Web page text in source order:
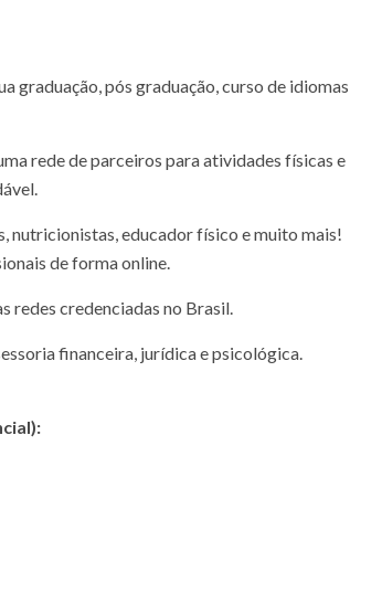
graduação, pós graduação, curso de idiomas
rede de parceiros para atividades físicas e
nutricionistas, educador físico e muito mais!
de forma online.
redes credenciadas no Brasil.
financeira, jurídica e psicológica.